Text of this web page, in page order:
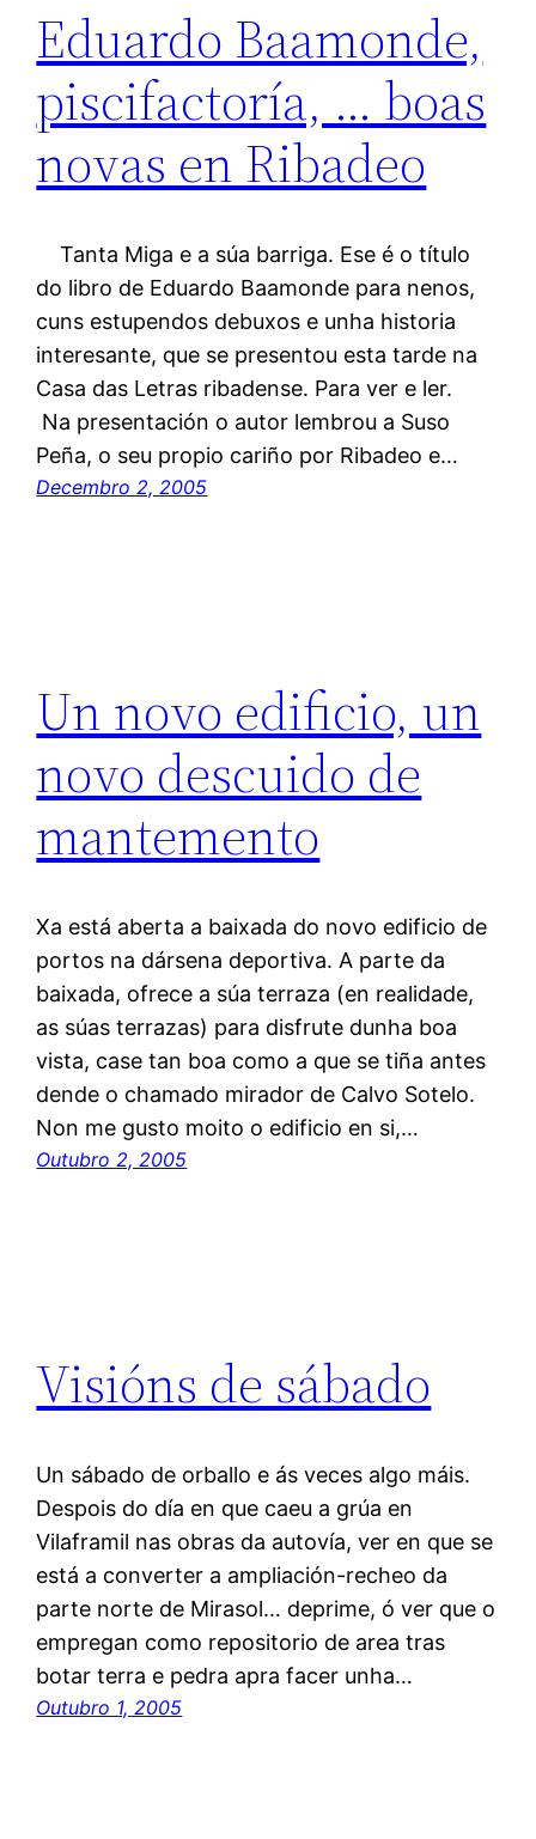
Eduardo Baamonde,
piscifactoría, … boas
novas en Ribadeo
Tanta Miga e a súa barriga. Ese é o título
do libro de Eduardo Baamonde para nenos,
cuns estupendos debuxos e unha historia
interesante, que se presentou esta tarde na
Casa das Letras ribadense. Para ver e ler.
Na presentación o autor lembrou a Suso
Peña, o seu propio cariño por Ribadeo e…
Decembro 2, 2005
Un novo edificio, un
novo descuido de
mantemento
Xa está aberta a baixada do novo edificio de
portos na dársena deportiva. A parte da
baixada, ofrece a súa terraza (en realidade,
as súas terrazas) para disfrute dunha boa
vista, case tan boa como a que se tiña antes
dende o chamado mirador de Calvo Sotelo.
Non me gusto moito o edificio en si,…
Outubro 2, 2005
Visións de sábado
Un sábado de orballo e ás veces algo máis.
Despois do día en que caeu a grúa en
Vilaframil nas obras da autovía, ver en que se
está a converter a ampliación-recheo da
parte norte de Mirasol… deprime, ó ver que o
empregan como repositorio de area tras
botar terra e pedra apra facer unha…
Outubro 1, 2005